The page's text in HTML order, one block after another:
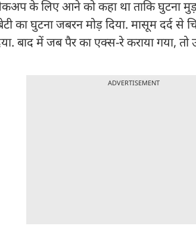
के लिए आने को कहा था ताकि घुटना
का घुटना जबरन मोड़ दिया. मासूम दर्द
बाद में जब पैर का एक्स-रे कराया गया,
ADVERTISEMENT